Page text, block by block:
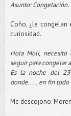
Asunto: Congelación.
Coño, ¿le congelan
curiosidad.
Hola Moli,
seguir para congelar
Es la noche del
donde...., en fin
Me descojono.